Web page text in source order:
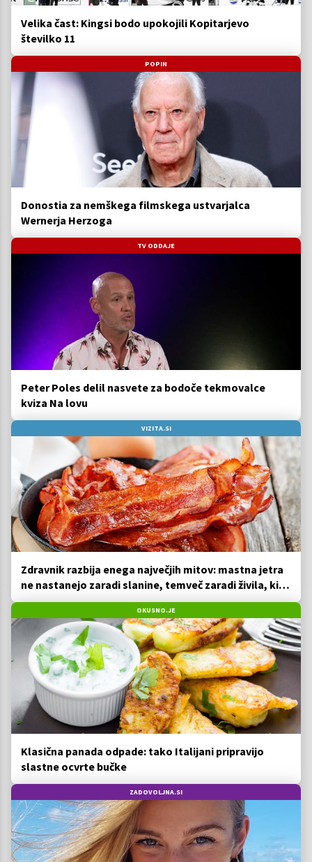
Velika čast: Kingsi bodo upokojili Kopitarjevo
številko 11
POPIN
Donostia za nemškega filmskega ustvarjalca
Wernerja Herzoga
TV ODDAJE
Peter Poles delil nasvete za bodoče tekmovalce
kviza Na lovu
VIZITA.SI
Zdravnik razbija enega največjih mitov: mastna jetra
ne nastanejo zaradi slanine, temveč zaradi živila, ki
ga imamo vsi radi
OKUSNO.JE
Klasična panada odpade: tako Italijani pripravijo
slastne ocvrte bučke
ZADOVOLJNA.SI